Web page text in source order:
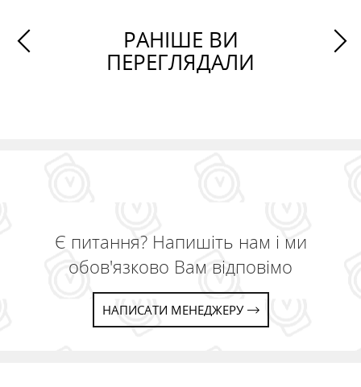
РАНІШЕ ВИ
ПЕРЕГЛЯДАЛИ
Є питання? Напишіть нам і ми
обов'язково Вам відповімо
НАПИСАТИ МЕНЕДЖЕРУ